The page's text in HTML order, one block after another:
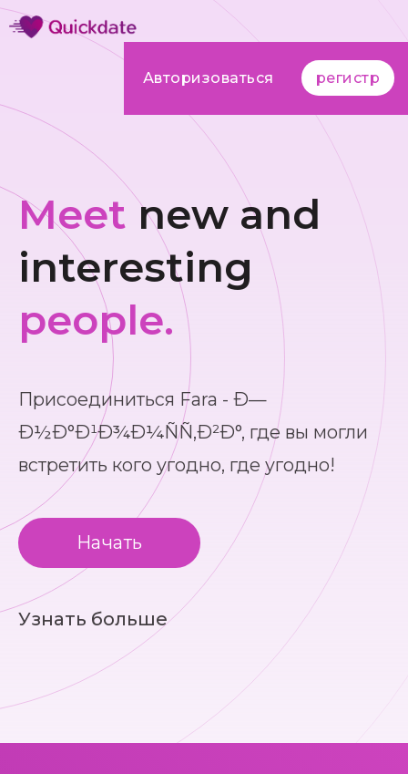
Авторизоваться регистр
Meet new and
interesting
people.
Присоединиться Fara - Ð—
Ð½Ð°Ð¹Ð¾Ð¼ÑÑ‚Ð²Ð°, где вы могли
встретить кого угодно, где угодно!
Начать
Узнать больше